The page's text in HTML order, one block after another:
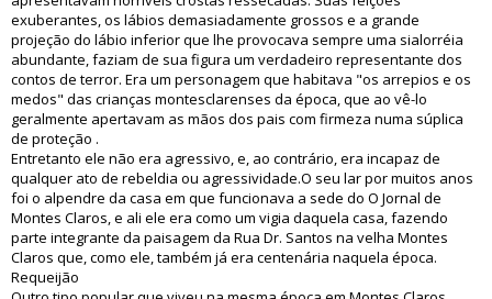
exuberantes, os lábios demasiadamente grossos e a grande
projeção do lábio inferior que lhe provocava sempre uma sialorréia
abundante, faziam de sua figura um verdadeiro representante dos
contos de terror. Era um personagem que habitava "os arrepios e os
medos" das crianças montesclarenses da época, que ao vê-lo
geralmente apertavam as mãos dos pais com firmeza numa súplica
de proteção .
Entretanto ele não era agressivo, e, ao contrário, era incapaz de
qualquer ato de rebeldia ou agressividade.O seu lar por muitos anos
foi o alpendre da casa em que funcionava a sede do O Jornal de
Montes Claros, e ali ele era como um vigia daquela casa, fazendo
parte integrante da paisagem da Rua Dr. Santos na velha Montes
Claros que, como ele, também já era centenária naquela época.
Requeijão